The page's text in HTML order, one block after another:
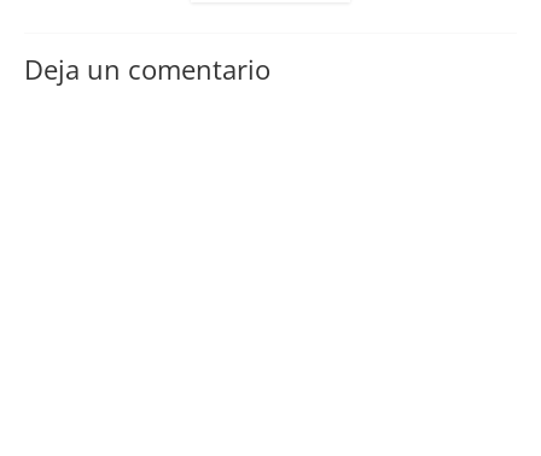
Deja un comentario